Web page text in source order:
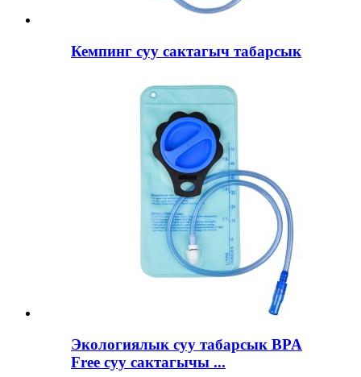
Кемпинг суу сактагыч табарсык
Экологиялык суу табарсык BPA
Free суу сактагычы ...